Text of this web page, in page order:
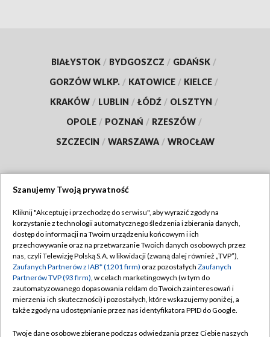
BIAŁYSTOK / BYDGOSZCZ / GDAŃSK /
GORZÓW WLKP. / KATOWICE / KIELCE /
KRAKÓW / LUBLIN / ŁÓDŹ / OLSZTYN /
OPOLE / POZNAŃ / RZESZÓW /
SZCZECIN / WARSZAWA / WROCŁAW
TVP
Abonament TVP
Emisja w TVP
Centrum informacji TVP
Naziemna Telewizja Cyfrowa
Regulamin TVP
Polityka prywatności
Moje zgody
Pomoc
Szanujemy Twoją prywatność
Kliknij "Akceptuję i przechodzę do serwisu", aby wyrazić zgody na
korzystanie z technologii automatycznego śledzenia i zbierania danych,
dostęp do informacji na Twoim urządzeniu końcowym i ich
przechowywanie oraz na przetwarzanie Twoich danych osobowych przez
nas, czyli Telewizję Polską S.A. w likwidacji (zwaną dalej również „TVP”),
Zaufanych Partnerów z IAB* (1201 firm) oraz pozostałych Zaufanych
Partnerów TVP (93 firm), w celach marketingowych (w tym do
zautomatyzowanego dopasowania reklam do Twoich zainteresowań i
mierzenia ich skuteczności) i pozostałych, które wskazujemy poniżej, a
także zgody na udostępnianie przez nas identyfikatora PPID do Google.
Twoje dane osobowe zbierane podczas odwiedzania przez Ciebie naszych